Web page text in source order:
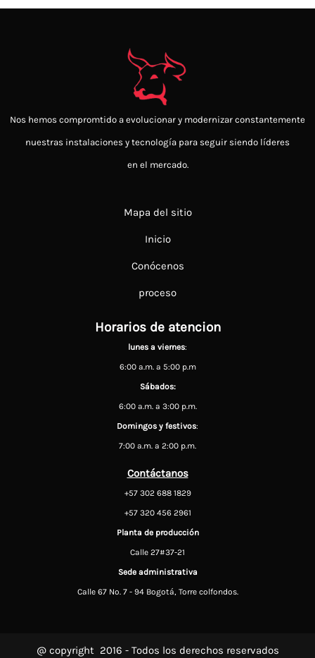
Nos hemos compromtido a evolucionar y modernizar constantemente
nuestras instalaciones y tecnología para seguir siendo líderes
en el mercado.
Mapa del sitio
Inicio
Conócenos
proceso
Horarios de atencion
lunes a viernes:
6:00 a.m. a 5:00 p.m
Sábados:
6:00 a.m. a 3:00 p.m.
Domingos y festivos:
7:00 a.m. a 2:00 p.m.
Contáctanos
+57 302 688 1829
+57 320 456 2961
Planta de producción
Calle 27#37-21
Sede administrativa
Calle 67 No. 7 - 94 Bogotá, Torre colfondos.
@ copyright 2016 - Todos los derechos reservados